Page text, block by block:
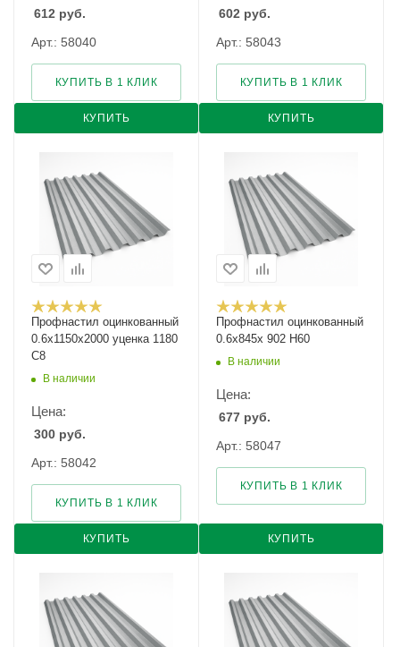
612 руб.
Арт.: 58040
КУПИТЬ
КУПИТЬ В 1 КЛИК
602 руб.
Арт.: 58043
КУПИТЬ
КУПИТЬ В 1 КЛИК
Профнастил оцинкованный
0.6х1150х2000 уценка 1180
С8
В наличии
Цена:
300 руб.
Арт.: 58042
КУПИТЬ
КУПИТЬ В 1 КЛИК
Профнастил оцинкованный
0.6х845х 902 Н60
В наличии
Цена:
677 руб.
Арт.: 58047
КУПИТЬ
КУПИТЬ В 1 КЛИК